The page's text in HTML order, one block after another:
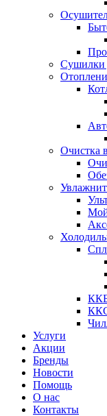
Сушилки
Очистка
Услуги
Акции
Бренды
Новости
Помощь
О нас
Контакты